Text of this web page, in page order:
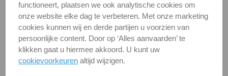
voor
as
Asborgring
Bekijken Maatvoering In winkelmand
Staffelprijzen bij afname vanaf:
10
5
€ 0,16 excl.btw
€ 0,17 excl.btw
functioneert, plaatsen we ook analytische cookies om
onze website elke dag te verbeteren. Met onze marketing
cookies kunnen wij en derde partijen u voorzien van
persoonlijke content. Door op ‘Alles aanvaarden’ te
klikken gaat u hiermee akkoord. U kunt uw
cookievoorkeuren altijd wijzigen.